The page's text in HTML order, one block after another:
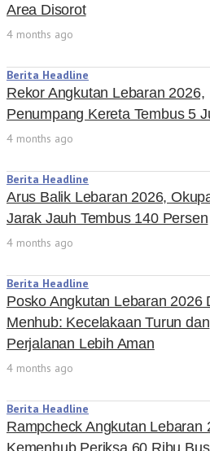
Area Disorot
4 months ago
Berita Headline
Rekor Angkutan Lebaran 2026,
Penumpang Kereta Tembus 5
4 months ago
Berita Headline
Arus Balik Lebaran 2026,
Jarak Jauh Tembus 140 Persen
4 months ago
Berita Headline
Posko Angkutan Lebaran 2026
Menhub: Kecelakaan Turun dan
Perjalanan Lebih Aman
4 months ago
Berita Headline
Rampcheck Angkutan Lebaran